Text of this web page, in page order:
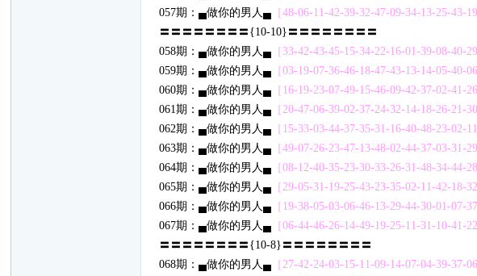
057期：▄做你的男人▄ ［48-06-11-42-39-32-47-09-34-13-25-43-
〓〓〓〓〓〓〓〓{10-10}〓〓〓〓〓〓〓〓
058期：▄做你的男人▄ ［33-42-43-45-15-34-22-16-01-39-08-40-
059期：▄做你的男人▄ ［03-19-07-36-46-18-47-43-13-14-05-40-
060期：▄做你的男人▄ ［16-19-23-07-49-15-46-09-42-37-02-41-
061期：▄做你的男人▄ ［20-47-06-39-02-37-24-32-14-18-26-21-
062期：▄做你的男人▄ ［15-33-03-44-37-35-31-16-40-48-23-02-
063期：▄做你的男人▄ ［49-07-26-23-47-13-48-02-44-37-03-31-
064期：▄做你的男人▄ ［08-12-40-35-23-30-33-26-31-48-34-44-
065期：▄做你的男人▄ ［29-05-31-19-25-43-23-35-02-11-42-18-
066期：▄做你的男人▄ ［19-38-05-03-06-46-13-29-44-30-01-07-
067期：▄做你的男人▄ ［06-44-46-26-14-49-19-25-11-31-10-41-
〓〓〓〓〓〓〓〓{10-8}〓〓〓〓〓〓〓〓
068期：▄做你的男人▄ ［27-42-24-03-15-11-09-14-07-04-39-37-